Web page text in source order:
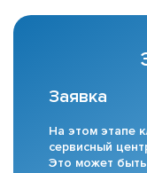
Заявка
На этом этапе
сервисный
Это может